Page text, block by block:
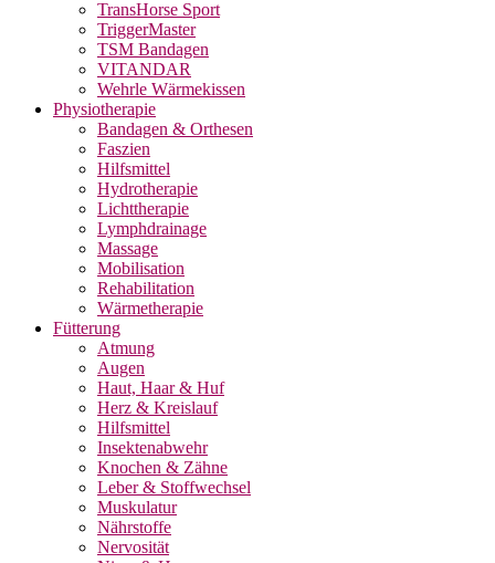
TransHorse Sport
TriggerMaster
TSM Bandagen
VITANDAR
Wehrle Wärmekissen
Physiotherapie
Bandagen & Orthesen
Faszien
Hilfsmittel
Hydrotherapie
Lichttherapie
Lymphdrainage
Massage
Mobilisation
Rehabilitation
Wärmetherapie
Fütterung
Atmung
Augen
Haut, Haar & Huf
Herz & Kreislauf
Hilfsmittel
Insektenabwehr
Knochen & Zähne
Leber & Stoffwechsel
Muskulatur
Nährstoffe
Nervosität